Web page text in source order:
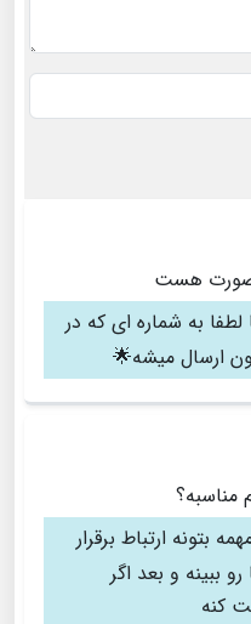
صورت هست
لطفا به شماره ای که در
ارسال میشه🌟
بتونه ارتباط برقرار
ببینه و بعد اگر
کنه